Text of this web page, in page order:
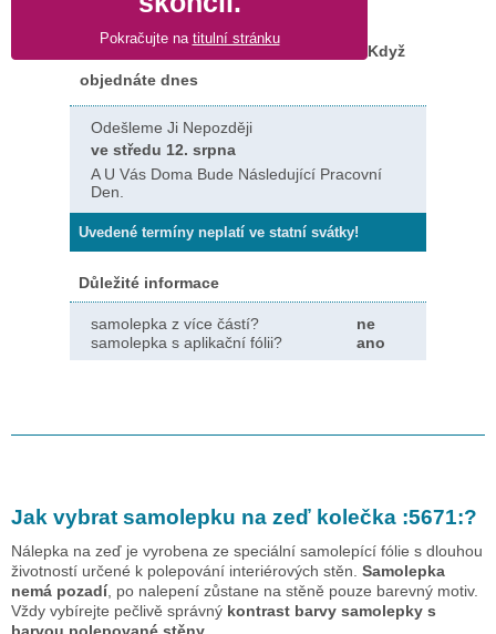
Pokračujte na titulní stránku
Když
objednáte dnes
Odešleme Ji Nepozději
ve středu 12. srpna
A U Vás Doma Bude Následující Pracovní
Den.
Uvedené termíny neplatí ve statní svátky!
Důležité informace
samolepka z více částí?
ne
samolepka s aplikační fólii?
ano
Jak vybrat samolepku na zeď kolečka :5671:?
Nálepka na zeď je vyrobena ze speciální samolepící fólie s dlouhou
životností určené k polepování interiérových stěn. Samolepka
nemá pozadí, po nalepení zůstane na stěně pouze barevný motiv.
Vždy vybírejte pečlivě správný kontrast barvy samolepky s